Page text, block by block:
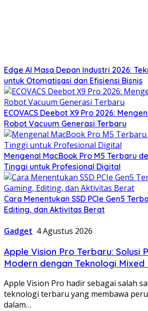
Edge AI Masa Depan Industri 2026:
untuk Otomatisasi dan Efisiensi Bisnis
ECOVACS Deebot X9 Pro 2026:
Robot Vacuum Generasi Terbaru
Mengenal MacBook Pro M5 Terbaru
Tinggi untuk Profesional Digital
Cara Menentukan SSD PCIe Gen5
Editing, dan Aktivitas Berat
Gadget 4 Agustus 2026
Apple Vision Pro Terbaru: Solusi
Modern dengan Teknologi Mixed
Apple Vision Pro hadir sebagai salah
teknologi terbaru yang membawa
dalam…